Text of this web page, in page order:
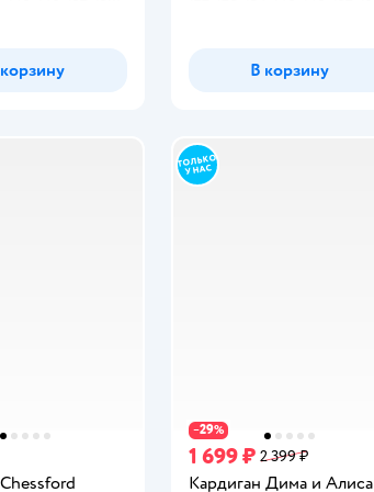
В корзину
−29%
1 699 ₽ 2 399 ₽
Кардиган Дима и Алиса